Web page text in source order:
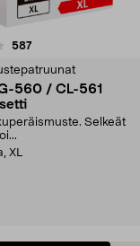
587arvostelut
560 / CL-561
Selkeät
XL
4.5 viidestä